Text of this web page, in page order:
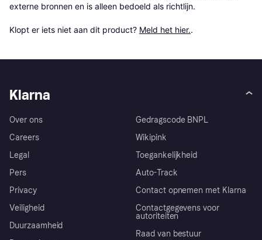
externe bronnen en is alleen bedoeld als richtlijn.
Klopt er iets niet aan dit product? Meld het hier..
Klarna
Over ons
Careers
Legal
Pers
Privacy
Veiligheid
Duurzaamheid
Gedragscode BNPL
Wikipink
Toegankelijkheid
Auto-Track
Contact opnemen met Klarna
Contactgegevens voor
autoriteiten
Raad van bestuur